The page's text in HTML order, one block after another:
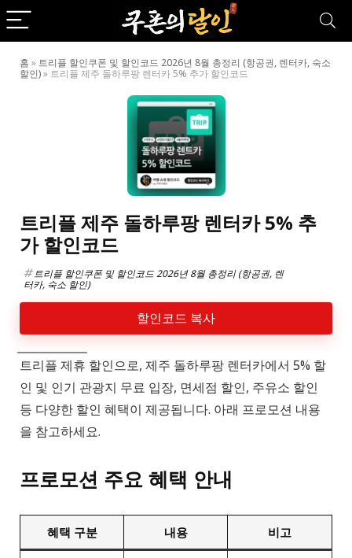
홈 » 트리플 할인쿠폰 및 할인코드 2026년 8월 총정리 (항공권, 렌터카, 숙소
할인)» 트리플 제주 돌하루팡 렌터카 5% 추가 할인코드
트리플 제주 돌하루팡 렌터카 5% 추
가 할인코드
트리플 할인쿠폰 및 할인코드 2026년 8월 총정리 (항공권, 렌
터카, 숙소 할인)
할인코드 복사
트리플 제휴 할인으로, 제주 돌하루팡 렌터카에서 5% 할
인 및 인기 관광지 무료 입장, 면세점 할인, 주유소 할인
등 다양한 할인 혜택이 제공됩니다. 아래 프로모션 내용
을 참고하세요.
프로모션 주요 혜택 안내
혜택 구분 내용 비고